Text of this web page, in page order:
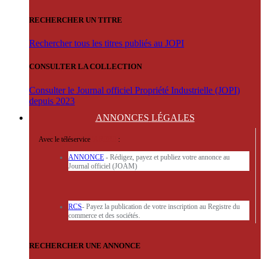
RECHERCHER UN TITRE
Rechercher tous les titres publiés au JOPI
CONSULTER LA COLLECTION
Consulter le Journal officiel Propriété Industrielle (JOPI)
depuis 2023
ANNONCES LÉGALES
Avec le téléservice :
ANNONCE - Rédigez, payez et publiez votre annonce au
Journal officiel (JOAM)
RCS- Payez la publication de votre inscription au Registre du
commerce et des sociétés.
RECHERCHER UNE ANNONCE